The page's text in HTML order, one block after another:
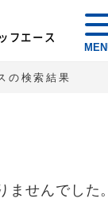
フエース
の検索結果
ませんでした